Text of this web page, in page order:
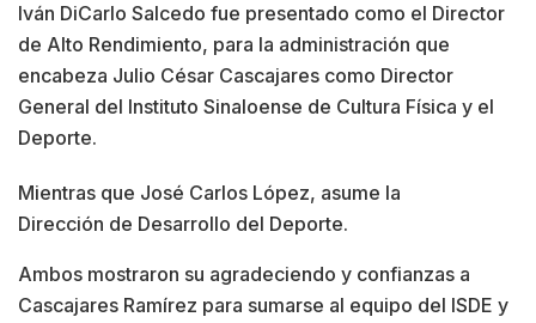
Iván DiCarlo Salcedo fue presentado como el Director
de Alto Rendimiento, para la administración que
encabeza Julio César Cascajares como Director
General del Instituto Sinaloense de Cultura Física y el
Deporte.
Mientras que José Carlos López, asume la
Dirección de Desarrollo del Deporte.
Ambos mostraron su agradeciendo y confianzas a
Cascajares Ramírez para sumarse al equipo del ISDE y